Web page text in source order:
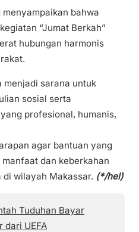
bahwa
“Jumat Berkah”
hubungan harmonis
menjadi sarana untuk
sosial serta
profesional, humanis,
agar bantuan yang
dan keberkahan
wilayah Makassar. (*/hel)
Tuduhan Bayar
dari UEFA